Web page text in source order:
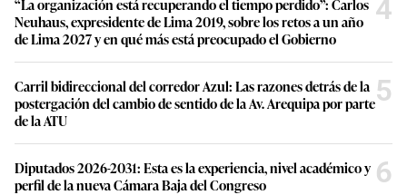
Neuhaus, expresidente de Lima 2019, sobre los retos a un año
de Lima 2027 y en qué más está preocupado el Gobierno
4
Carril bidireccional del corredor Azul: Las razones detrás de la
postergación del cambio de sentido de la Av. Arequipa por parte
de la ATU
5
Diputados 2026-2031: Esta es la experiencia, nivel académico y
perfil de la nueva Cámara Baja del Congreso
6